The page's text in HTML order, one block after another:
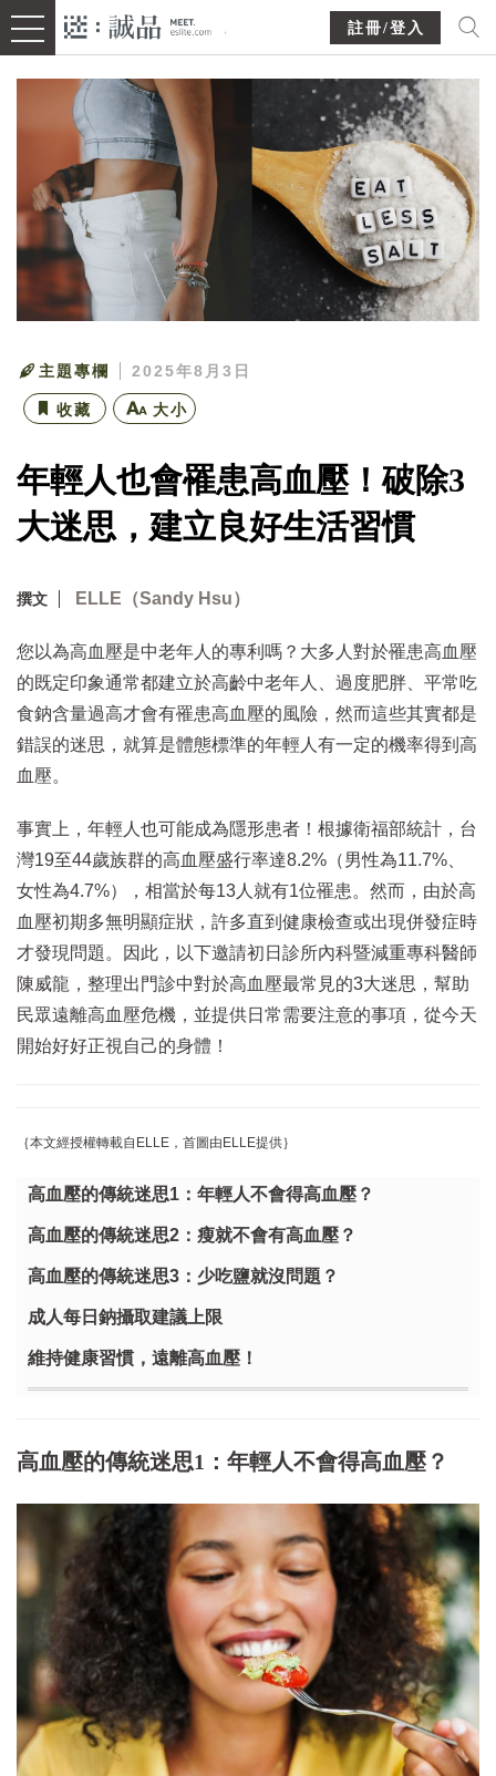
註冊/登入
主題專欄 2025年8月3日
收藏 大小
年輕人也會罹患高血壓！破除3
大迷思，建立良好生活習慣
撰文 ELLE（Sandy Hsu）
您以為高血壓是中老年人的專利嗎？大多人對於罹患高血壓
的既定印象通常都建立於高齡中老年人、過度肥胖、平常吃
食鈉含量過高才會有罹患高血壓的風險，然而這些其實都是
錯誤的迷思，就算是體態標準的年輕人有一定的機率得到高
血壓。
事實上，年輕人也可能成為隱形患者！根據衛福部統計，台
灣19至44歲族群的高血壓盛行率達8.2%（男性為11.7%、
女性為4.7%），相當於每13人就有1位罹患。然而，由於高
血壓初期多無明顯症狀，許多直到健康檢查或出現併發症時
才發現問題。因此，以下邀請初日診所內科暨減重專科醫師
陳威龍，整理出門診中對於高血壓最常見的3大迷思，幫助
民眾遠離高血壓危機，並提供日常需要注意的事項，從今天
開始好好正視自己的身體！
｛本文經授權轉載自ELLE，首圖由ELLE提供｝
高血壓的傳統迷思1：年輕人不會得高血壓？
高血壓的傳統迷思2：瘦就不會有高血壓？
高血壓的傳統迷思3：少吃鹽就沒問題？
成人每日鈉攝取建議上限
維持健康習慣，遠離高血壓！
高血壓的傳統迷思1：年輕人不會得高血壓？